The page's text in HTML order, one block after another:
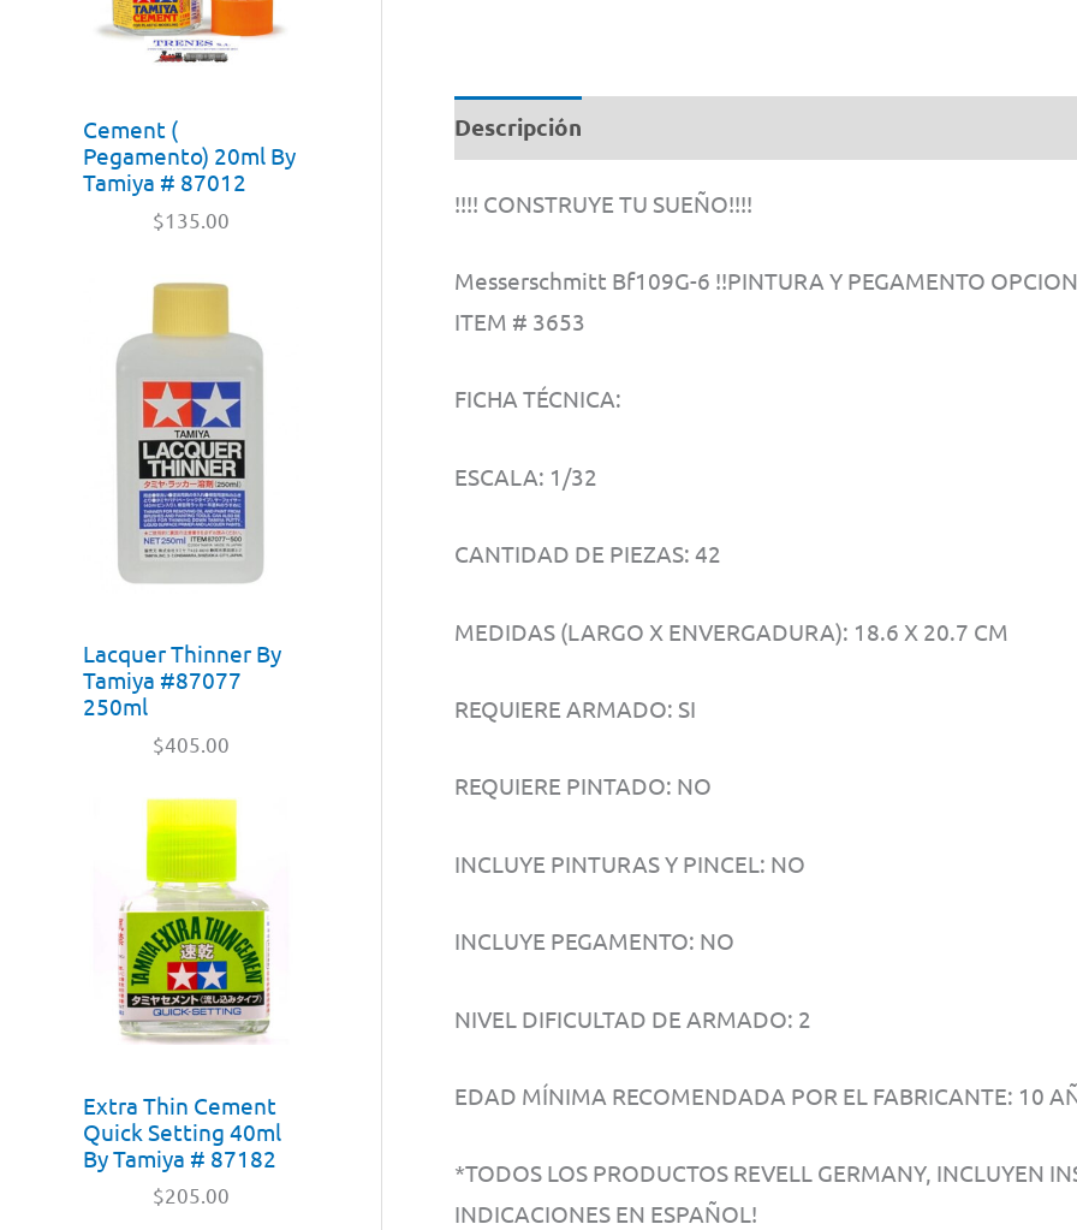
Cement (
Pegamento) 20ml By
Tamiya # 87012
$135.00
Lacquer Thinner By
Tamiya #87077
250ml
$405.00
Extra Thin Cement
Quick Setting 40ml
By Tamiya # 87182
$205.00
Descripción
!!!! CONSTRUYE TU SUEÑO!!!!
Messerschmitt Bf109G-6 !!PINTURA Y PEGAMENTO
ITEM # 3653
FICHA TÉCNICA:
ESCALA: 1/32
CANTIDAD DE PIEZAS: 42
MEDIDAS (LARGO X ENVERGADURA): 18.6 X 20.7 CM
REQUIERE ARMADO: SI
REQUIERE PINTADO: NO
INCLUYE PINTURAS Y PINCEL: NO
INCLUYE PEGAMENTO: NO
NIVEL DIFICULTAD DE ARMADO: 2
EDAD MÍNIMA RECOMENDADA POR EL FABRICANTE: 10
*TODOS LOS PRODUCTOS REVELL GERMANY, INCLUYEN
INDICACIONES EN ESPAÑOL!